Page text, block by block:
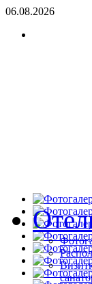
06.08.2026